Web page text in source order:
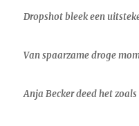
Dropshot bleek een
Van spaarzame droge
Anja Becker deed het